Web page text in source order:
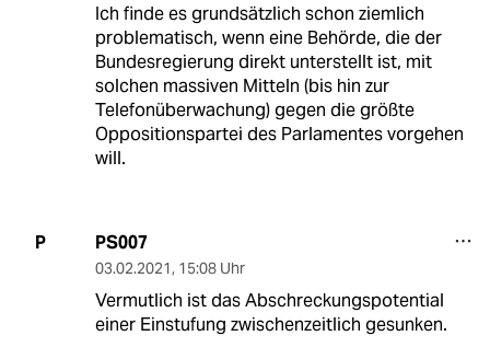
Ich finde es grundsätzlich schon ziemlich
problematisch, wenn eine Behörde, die der
Bundesregierung direkt unterstellt ist, mit
solchen massiven Mitteln (bis hin zur
Telefonüberwachung) gegen die größte
Oppositionspartei des Parlamentes vorgehen
will.
P PS007
03.02.2021, 15:08 Uhr
Vermutlich ist das Abschreckungspotential
einer Einstufung zwischenzeitlich gesunken.